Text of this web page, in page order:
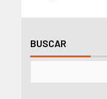
BUSCAR